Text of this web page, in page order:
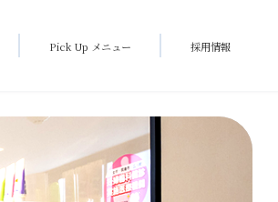
Pick Up メニュー 採用情報